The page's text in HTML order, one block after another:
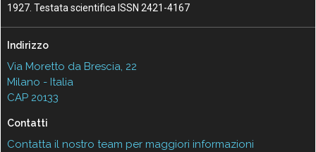
1927. Testata scientifica ISSN 2421-4167
Indirizzo
Via Moretto da Brescia, 22
Milano - Italia
CAP 20133
Contatti
Contatta il nostro team per maggiori informazioni